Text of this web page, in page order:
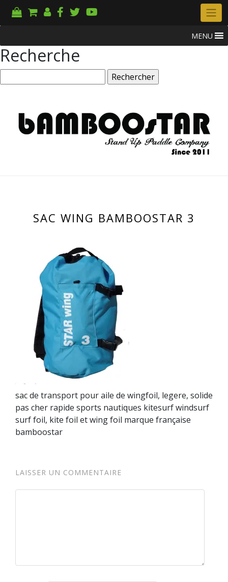
MENU
Recherche
SAC WING BAMBOOSTAR 3
sac de transport pour aile de wingfoil, legere, solide
pas cher rapide sports nautiques kitesurf windsurf
surf foil, kite foil et wing foil marque française
bamboostar
LAISSER UN COMMENTAIRE